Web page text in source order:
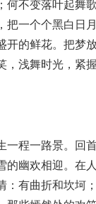
不变落叶起舞
一个个黑白日
开的鲜花。把梦
浅舞时光，紧
程一路景。回
幽欢相迎。在
有曲折和坎坷